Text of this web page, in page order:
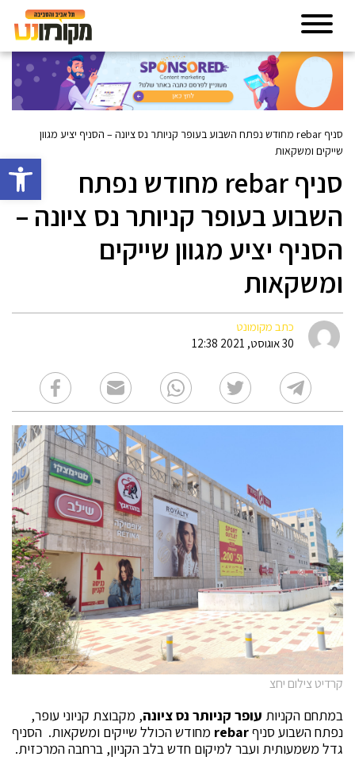
פתח
סניף rebar מחודש נפתח השבוע בעופר קניותר נס ציונה – הסניף יציע מגוון
שייקים ומשקאות
סניף rebar מחודש נפתח
השבוע בעופר קניותר נס ציונה –
הסניף יציע מגוון שייקים
ומשקאות
כתב מקומונט
30 אוגוסט, 2021 12:38
קרדיט צילום יחצ
במתחם הקניות עופר קניותר נס ציונה, מקבוצת קניוני עופר,
נפתח השבוע סניףrebar מחודש הכולל שייקים ומשקאות. הסניף
גדל משמעותית ועבר למיקום חדש בלב הקניון, ברחבה המרכזית.